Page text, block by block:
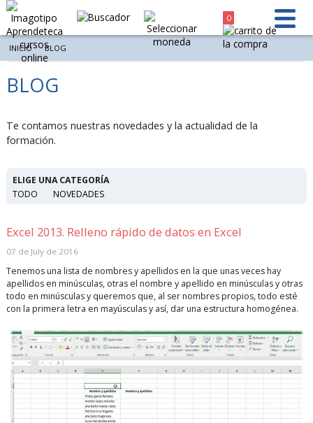
0
INICIO BLOG
BLOG
Te contamos nuestras novedades y la actualidad de la
formación.
ELIGE UNA CATEGORÍA
TODO
NOVEDADES
Excel 2013. Relleno rápido de datos en Excel
07 de July de 2016
Tenemos una lista de nombres y apellidos en la que unas veces hay
apellidos en minúsculas, otras el nombre y apellido en minúsculas y otras
todo en minúsculas y queremos que, al ser nombres propios, todo esté
con la primera letra en mayúsculas y así, dar una estructura homogénea.